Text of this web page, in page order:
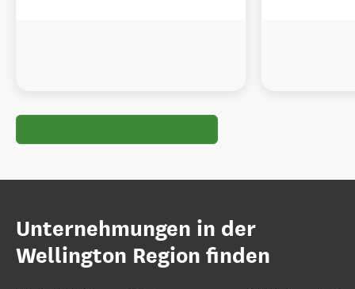
Unternehmungen in der
Wellington Region finden